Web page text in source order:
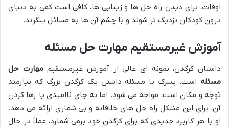
اوقات، برای دیدن راه حل ها و زیبایی ها، کافی است کمی به دنیای
درون کودکان نزدیک تر شوند و با چشم آن ها به مسائل بنگرند.
آموزش غیرمستقیم مهارت حل مسئله
داستان کرگدن، نمونه ای عالی از آموزش غیرمستقیممهارت حل
مسئله است. پسرک با مسئله داشتن یک کرگدن بزرگ که نیازمند
توجه و مکان است، مواجه می شود. اما به جای ناامیدی یا رها کردن
آن، برای این مشکل راه حل های خلاقانه و بی شماری ارائه می دهد.
او با هر کاربرد جدیدی که برای کرگدن خود برمی شمارد، عملاً در حال